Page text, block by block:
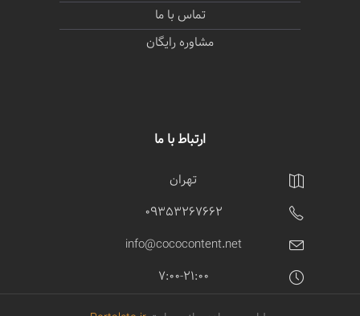
تماس با ما
مشاوره رایگان
ارتباط با ما
تهران
09353267662
info@cococontent.net
7:00-21:00